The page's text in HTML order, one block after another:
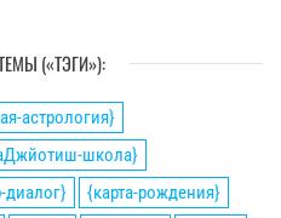
(«ТЭГИ»):
астрология}
школа}
диалог} {карта-рождения}